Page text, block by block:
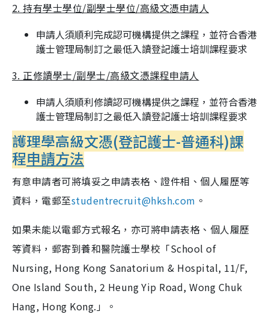
2. 持有學士學位/副學士學位/高級文憑申請人
申請人須順利完成認可機構提供之課程，並符合香港
護士管理局制訂之最低入讀登記護士培訓課程要求
3. 正修讀學士/副學士/高級文憑課程申請人
申請人須順利修讀認可機構提供之課程，並符合香港
護士管理局制訂之最低入讀登記護士培訓課程要求
護理學高級文憑(登記護士-普通科)課
程申請方法
有意申請者可將填妥之申請表格、證件相、個人履歷等
資料，電郵至studentrecruit@hksh.com 。
如果未能以電郵方式報名，亦可將申請表格、個人履歷
等資料，郵寄到養和醫院護士學校「School of
Nursing, Hong Kong Sanatorium & Hospital, 11/F,
One Island South, 2 Heung Yip Road, Wong Chuk
Hang, Hong Kong.」。